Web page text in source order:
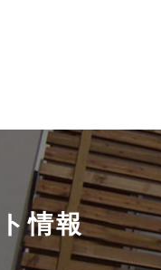
情報